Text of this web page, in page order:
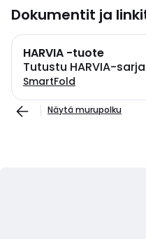
Dokumentit ja
HARVIA -tuote
Tutustu HARVIA-
SmartFold
Näytä murupolku